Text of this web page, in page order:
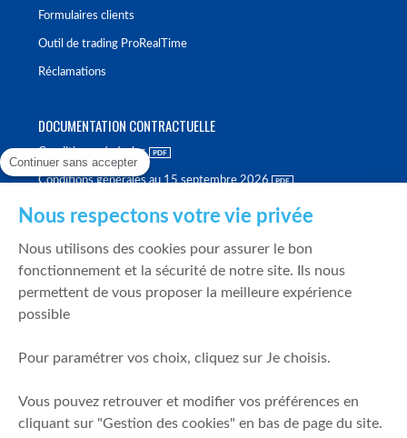
Formulaires clients
Outil de trading ProRealTime
Réclamations
DOCUMENTATION CONTRACTUELLE
Conditions générales
Conditions générales au 15 septembre 2026
Politique de meilleure sélection
Politique de durabilité
Fonds de garantie des dépôts et de résolution
Mentions légales
Prévention de la fraude
Continuer sans accepter
Nous respectons votre vie privée
Nous utilisons des cookies pour assurer le bon
fonctionnement et la sécurité de notre site. Ils nous
permettent de vous proposer la meilleure expérience
possible
Pour paramétrer vos choix, cliquez sur Je choisis.
Vous pouvez retrouver et modifier vos préférences en
cliquant sur "Gestion des cookies" en bas de page du site.